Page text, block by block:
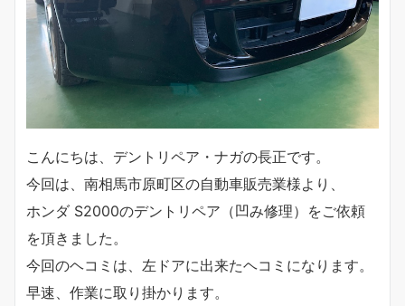
こんにちは、デントリペア・ナガの長正です。
今回は、南相馬市原町区の自動車販売業様より、
ホンダ S2000のデントリペア（凹み修理）をご依頼
を頂きました。
今回のヘコミは、左ドアに出来たヘコミになります。
早速、作業に取り掛かります。